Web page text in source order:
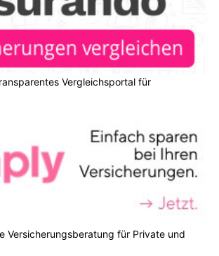
Vergleichsportal für
Versicherungsberatung für Private und